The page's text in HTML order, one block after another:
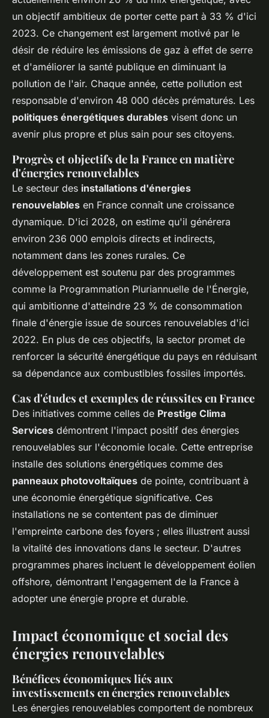
un objectif ambitieux de porter cette part à 33 % d'ici
2023. Ce changement est largement motivé par le
désir de réduire les émissions de gaz à effet de serre
et d'améliorer la santé publique en diminuant la
pollution de l'air. Chaque année, cette pollution est
responsable d'environ 48 000 décès prématurés. Les
politiques énergétiques durables visent donc un
avenir plus propre et plus sain pour ses citoyens.
Progrès et objectifs de la France en matière
d'énergies renouvelables
Le secteur des installations d'énergies
renouvelables en France connaît une croissance
dynamique. D'ici 2028, on estime qu'il générera
environ 236 000 emplois directs et indirects,
notamment dans les zones rurales. Ce
développement est soutenu par des programmes
comme la Programmation Pluriannuelle de l'Énergie,
qui ambitionne d'atteindre 23 % de consommation
finale d'énergie issue de sources renouvelables d'ici
2022. En plus de ces objectifs, la sector promet de
renforcer la sécurité énergétique du pays en réduisant
sa dépendance aux combustibles fossiles importés.
Cas d'études et exemples de réussites en France
Des initiatives comme celles de Prestige Clima
Services démontrent l'impact positif des énergies
renouvelables sur l'économie locale. Cette entreprise
installe des solutions énergétiques comme des
panneaux photovoltaïques de pointe, contribuant à
une économie énergétique significative. Ces
installations ne se contentent pas de diminuer
l'empreinte carbone des foyers ; elles illustrent aussi
la vitalité des innovations dans le secteur. D'autres
programmes phares incluent le développement éolien
offshore, démontrant l'engagement de la France à
adopter une énergie propre et durable.
Impact économique et social des
énergies renouvelables
Bénéfices économiques liés aux
investissements en énergies renouvelables
Les énergies renouvelables comportent de nombreux